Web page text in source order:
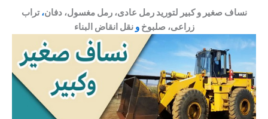
نساف صغير و كبير لتوريد رمل عادی، رمل مغسول، دفان،تراب
زراعی، صلبوخو نقل انقاض البناء